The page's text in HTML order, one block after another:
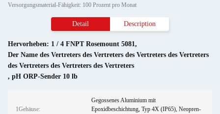
Versorgungsmaterial-Fähigkeit: 100 Prozent pro Monat
Detail Description
Hervorheben: 1 / 4 FNPT Rosemount 5081,
Der Name des Vertreters des Vertreters des Vertreters des Vertreters
des Vertreters des Vertreters des Vertreters
, pH ORP-Sender 10 lb
1Gehäuse:
Gegossenes Aluminium mit
Epoxidbeschichtung, Typ 4X (IP65), Neopren-